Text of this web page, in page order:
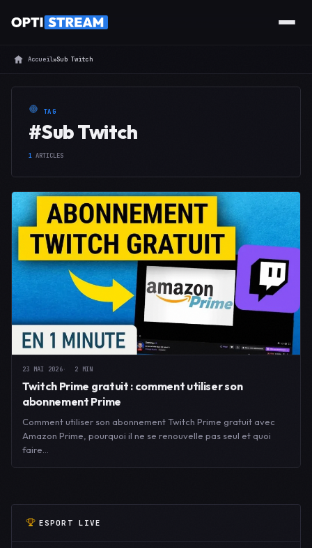
Accueil»Sub Twitch
TAG
#Sub Twitch
1 ARTICLES
23 MAI 2026 2 MIN
Twitch Prime gratuit : comment utiliser son
abonnement Prime
Comment utiliser son abonnement Twitch Prime gratuit avec
Amazon Prime, pourquoi il ne se renouvelle pas seul et quoi
faire…
ESPORT LIVE